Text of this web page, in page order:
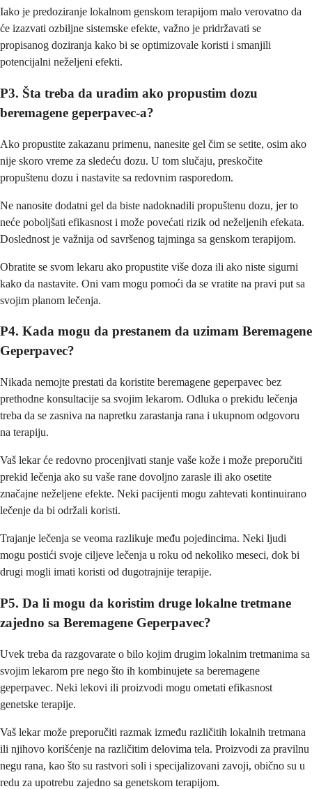
Iako je predoziranje lokalnom genskom terapijom malo verovatno da
će izazvati ozbiljne sistemske efekte, važno je pridržavati se
propisanog doziranja kako bi se optimizovale koristi i smanjili
potencijalni neželjeni efekti.
P3. Šta treba da uradim ako propustim dozu
beremagene geperpavec-a?
Ako propustite zakazanu primenu, nanesite gel čim se setite, osim ako
nije skoro vreme za sledeću dozu. U tom slučaju, preskočite
propuštenu dozu i nastavite sa redovnim rasporedom.
Ne nanosite dodatni gel da biste nadoknadili propuštenu dozu, jer to
neće poboljšati efikasnost i može povećati rizik od neželjenih efekata.
Doslednost je važnija od savršenog tajminga sa genskom terapijom.
Obratite se svom lekaru ako propustite više doza ili ako niste sigurni
kako da nastavite. Oni vam mogu pomoći da se vratite na pravi put sa
svojim planom lečenja.
P4. Kada mogu da prestanem da uzimam Beremagene
Geperpavec?
Nikada nemojte prestati da koristite beremagene geperpavec bez
prethodne konsultacije sa svojim lekarom. Odluka o prekidu lečenja
treba da se zasniva na napretku zarastanja rana i ukupnom odgovoru
na terapiju.
Vaš lekar će redovno procenjivati stanje vaše kože i može preporučiti
prekid lečenja ako su vaše rane dovoljno zarasle ili ako osetite
značajne neželjene efekte. Neki pacijenti mogu zahtevati kontinuirano
lečenje da bi održali koristi.
Trajanje lečenja se veoma razlikuje među pojedincima. Neki ljudi
mogu postići svoje ciljeve lečenja u roku od nekoliko meseci, dok bi
drugi mogli imati koristi od dugotrajnije terapije.
P5. Da li mogu da koristim druge lokalne tretmane
zajedno sa Beremagene Geperpavec?
Uvek treba da razgovarate o bilo kojim drugim lokalnim tretmanima sa
svojim lekarom pre nego što ih kombinujete sa beremagene
geperpavec. Neki lekovi ili proizvodi mogu ometati efikasnost
genetske terapije.
Vaš lekar može preporučiti razmak između različitih lokalnih tretmana
ili njihovo korišćenje na različitim delovima tela. Proizvodi za pravilnu
negu rana, kao što su rastvori soli i specijalizovani zavoji, obično su u
redu za upotrebu zajedno sa genetskom terapijom.